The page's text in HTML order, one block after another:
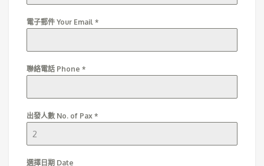
電子郵件 Your Email *
聯絡電話 Phone *
出發人數 No. of Pax *
選擇日期 Date